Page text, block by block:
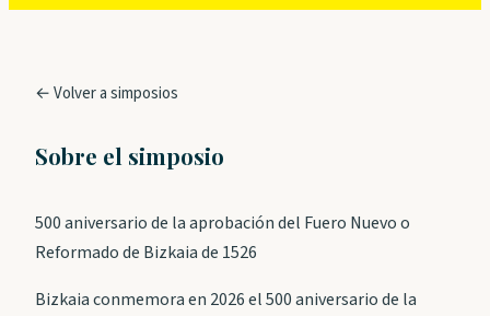
← Volver a simposios
Sobre el simposio
500 aniversario de la aprobación del Fuero Nuevo o
Reformado de Bizkaia de 1526
Bizkaia conmemora en 2026 el 500 aniversario de la